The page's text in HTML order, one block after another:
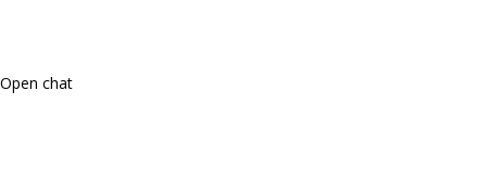
Open chat